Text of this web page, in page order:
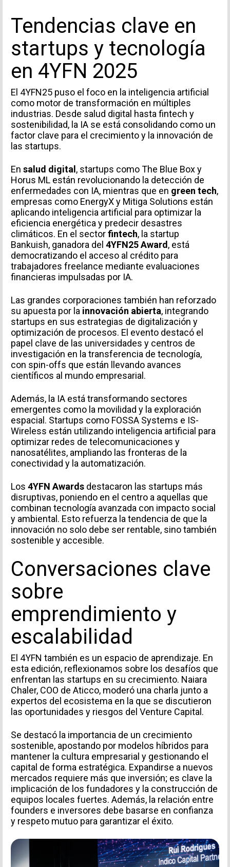
Tendencias clave en
startups y tecnología
en 4YFN 2025
El 4YFN25 puso el foco en la inteligencia artificial
como motor de transformación en múltiples
industrias. Desde salud digital hasta fintech y
sostenibilidad, la IA se está consolidando como un
factor clave para el crecimiento y la innovación de
las startups.
En salud digital , startups como The Blue Box y
Horus ML están revolucionando la detección de
enfermedades con IA, mientras que en green tech,
empresas como EnergyX y Mitiga Solutions están
aplicando inteligencia artificial para optimizar la
eficiencia energética y predecir desastres
climáticos. En el sectorfintech, la startup
Bankuish, ganadora del 4YFN25 Award, está
democratizando el acceso al crédito para
trabajadores freelance mediante evaluaciones
financieras impulsadas por IA.
Las grandes corporaciones también han reforzado
su apuesta por la innovación abierta, integrando
startups en sus estrategias de digitalización y
optimización de procesos. El evento destacó el
papel clave de las universidades y centros de
investigación en la transferencia de tecnología,
con spin-offs que están llevando avances
científicos al mundo empresarial.
Además, la IA está transformando sectores
emergentes como la movilidad y la exploración
espacial. Startups como FOSSA Systems e IS-
Wireless están utilizando inteligencia artificial para
optimizar redes de telecomunicaciones y
nanosatélites, ampliando las fronteras de la
conectividad y la automatización.
Los 4YFN Awards destacaron las startups más
disruptivas, poniendo en el centro a aquellas que
combinan tecnología avanzada con impacto social
y ambiental. Esto refuerza la tendencia de que la
innovación no solo debe ser rentable, sino también
sostenible y accesible.
Conversaciones clave
sobre
emprendimiento y
escalabilidad
El 4YFN también es un espacio de aprendizaje. En
esta edición, reflexionamos sobre los desafíos que
enfrentan las startups en su crecimiento. Naiara
Chaler, COO de Aticco, moderó una charla junto a
expertos del ecosistema en la que se discutieron
las oportunidades y riesgos del Venture Capital.
Se destacó la importancia de un crecimiento
sostenible, apostando por modelos híbridos para
mantener la cultura empresarial y gestionando el
capital de forma estratégica. Expandirse a nuevos
mercados requiere más que inversión; es clave la
implicación de los fundadores y la construcción de
equipos locales fuertes. Además, la relación entre
founders e inversores debe basarse en confianza
y respeto mutuo para garantizar el éxito.
INFORMACIÓN PERSONAL